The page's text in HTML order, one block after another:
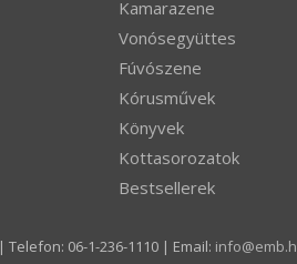
Kamarazene
Vonósegyüttes
Fúvószene
Kórusművek
Könyvek
Kottasorozatok
Bestsellerek
| Telefon: 06-1-236-1110 | Email: